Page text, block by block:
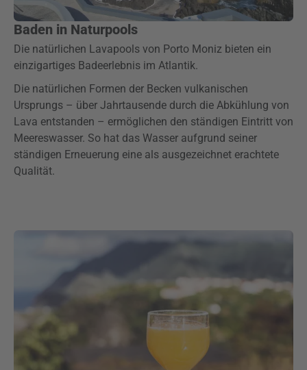
Baden in Naturpools
Die natürlichen Lavapools von Porto Moniz bieten ein
einzigartiges Badeerlebnis im Atlantik.
Die natürlichen Formen der Becken vulkanischen
Ursprungs – über Jahrtausende durch die Abkühlung von
Lava entstanden – ermöglichen den ständigen Eintritt von
Meereswasser. So hat das Wasser aufgrund seiner
ständigen Erneuerung eine als ausgezeichnet erachtete
Qualität.